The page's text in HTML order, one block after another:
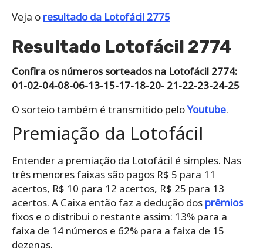
Veja o resultado da Lotofácil 2775
Resultado Lotofácil 2774
Confira os números sorteados na Lotofácil 2774:
01-02-04-08-06-13-15-17-18-20- 21-22-23-24-25
O sorteio também é transmitido peloYoutube.
Premiação da Lotofácil
Entender a premiação da Lotofácil é simples. Nas
três menores faixas são pagos R$ 5 para 11
acertos, R$ 10 para 12 acertos, R$ 25 para 13
acertos. A Caixa então faz a dedução dos prêmios
fixos e o distribui o restante assim: 13% para a
faixa de 14 números e 62% para a faixa de 15
dezenas.